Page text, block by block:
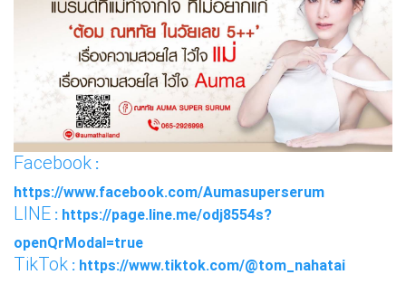
Facebook :
https://www.facebook.com/Aumasuperserum
LINE : https://page.line.me/odj8554s?
openQrModal=true
TikTok : https://www.tiktok.com/@tom_nahatai